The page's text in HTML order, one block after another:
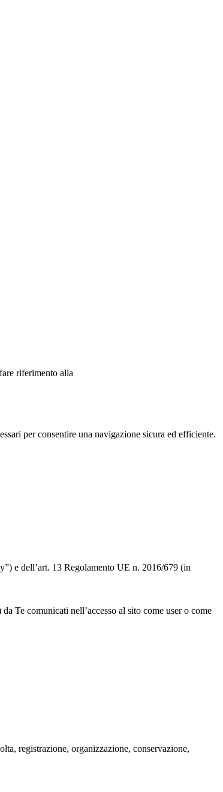
riferimento alla
per consentire una navigazione sicura ed efficiente.
e dell’art. 13 Regolamento UE n. 2016/679 (in
Te comunicati nell’accesso al sito come user o come
registrazione, organizzazione, conservazione,